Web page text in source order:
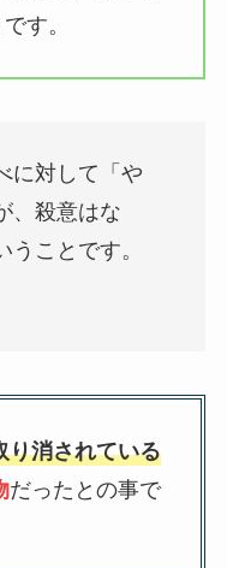
す。
に対して「や
、殺意はな
ことです。
り消されている
だったとの事で